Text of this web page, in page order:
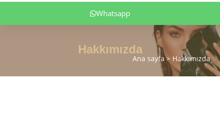
Whatsapp
Hakkımızda
Ana sayfa Hakkımızda